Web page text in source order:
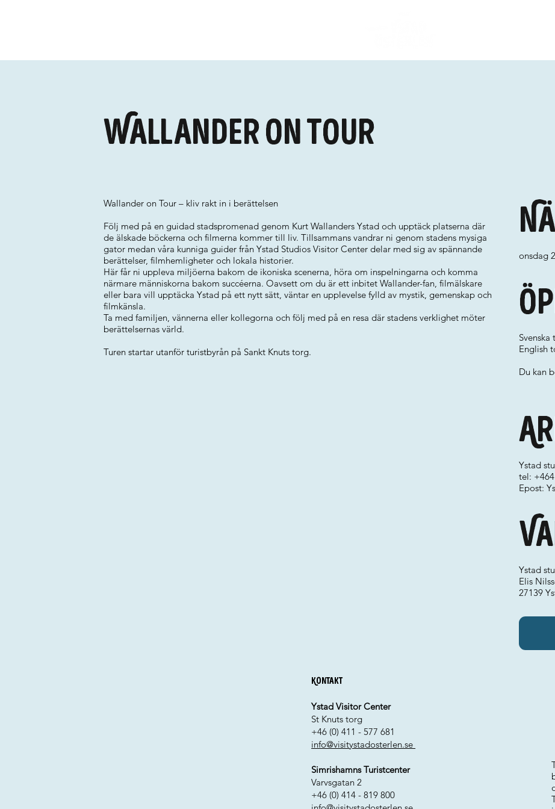
Wallander on tour
Wallander on Tour – kliv rakt in i berättelsen
Följ med på en guidad stadspromenad genom Kurt Wallanders Ystad och upptäck platserna där
de älskade böckerna och filmerna kommer till liv. Tillsammans vandrar ni genom stadens mysiga
gator medan våra kunniga guider från Ystad Studios Visitor Center delar med sig av spännande
berättelser, filmhemligheter och lokala historier.
Här får ni uppleva miljöerna bakom de ikoniska scenerna, höra om inspelningarna och komma
närmare människorna bakom succéerna. Oavsett om du är ett inbitet Wallander-fan, filmälskare
eller bara vill upptäcka Ystad på ett nytt sätt, väntar en upplevelse fylld av mystik, gemenskap och
filmkänsla.
Ta med familjen, vännerna eller kollegorna och följ med på en resa där stadens verklighet möter
berättelsernas värld.
Turen startar utanför turistbyrån på Sankt Knuts torg.
onsdag
Ystad
tel:
Epost:
Ystad
Elis
27139
Svenska
English
Du kan
Kontakt
Ystad Visitor Center
St Knuts torg
+46 (0) 411 - 577 681
info@visitystadosterlen.se
Simrishamns Turistcenter
Varvsgatan 2
+46 (0) 414 - 819 800